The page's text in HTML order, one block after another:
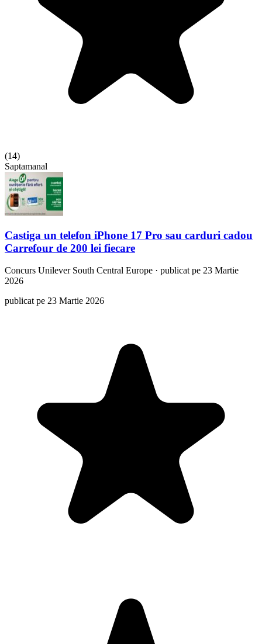
(14)
Saptamanal
Castiga un telefon iPhone 17 Pro sau carduri cadou
Carrefour de 200 lei fiecare
Concurs Unilever South Central Europe · publicat pe 23 Martie
2026
publicat pe 23 Martie 2026